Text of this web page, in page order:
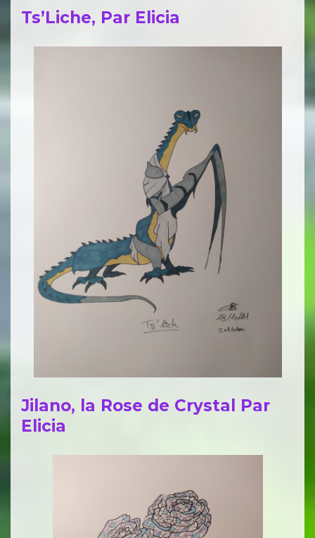
Ts’Liche, Par Elicia
Jilano, la Rose de Crystal Par
Elicia